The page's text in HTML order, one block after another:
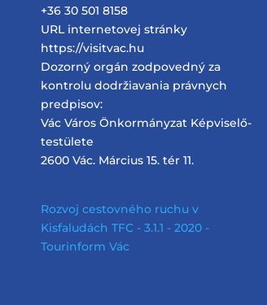
+36 30 501 8158
URL internetovej stránky
https://visitvac.hu
Dozorný orgán zodpovedný za
kontrolu dodržiavania právnych
predpisov:
Vác Város Önkormányzat Képviselő-
testülete
2600 Vác. Március 15. tér 11.
Rozvoj cestovného ruchu v
Kisfaludách TFC - 3.1.1 - 2020 -
Tourinform Vác